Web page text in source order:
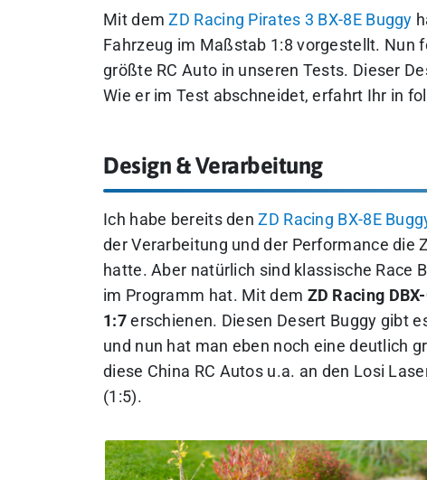
Mit demZD Racing Pirates 3 BX-8E Buggy
Fahrzeug im Maßstab 1:8 vorgestellt. Nun
größte RC Auto in unseren Tests. Dieser
Wie er im Test abschneidet, erfahrt Ihr in
Design & Verarbeitung
Ich habe bereits denZD Racing BX-8E
der Verarbeitung und der Performance die
hatte. Aber natürlich sind klassische Race
im Programm hat. Mit dem ZD Racing
1:7erschienen. Diesen Desert Buggy gibt
und nun hat man eben noch eine deutlich
diese China RC Autos u.a. an den Losi
(1:5).